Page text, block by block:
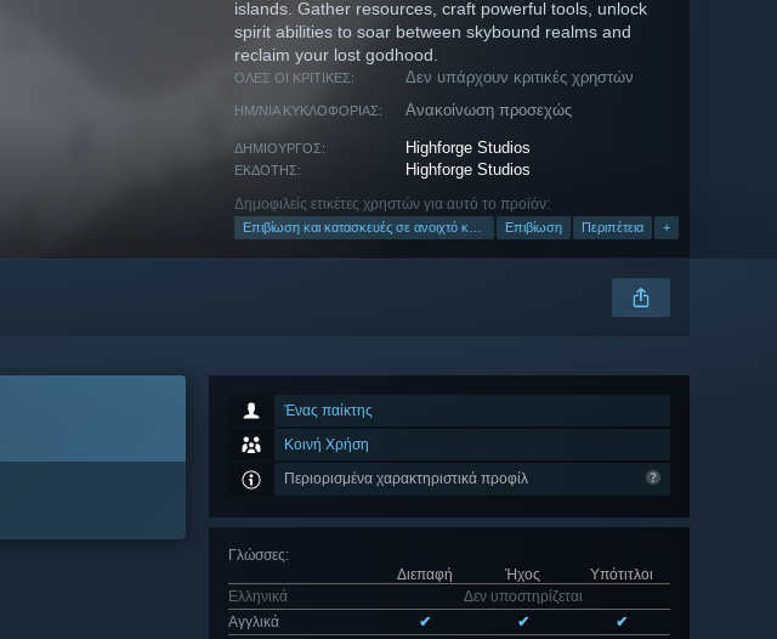
islands. Gather resources, craft powerful tools, unlock
spirit abilities to soar between skybound realms and
reclaim your lost godhood.
ΌΛΕΣ ΟΙ ΚΡΙΤΙΚΈΣ: Δεν υπάρχουν κριτικές χρηστών
ΗΜ/ΝΊΑ ΚΥΚΛΟΦΟΡΊΑΣ: Ανακοίνωση προσεχώς
ΔΗΜΙΟΥΡΓΌΣ: Highforge Studios
ΕΚΔΌΤΗΣ: Highforge Studios
Δημοφιλείς ετικέτες χρηστών για αυτό το προϊόν:
Επιβίωση Περιπέτεια +
Ένας παίκτης
Κοινή Χρήση
Περιορισμένα χαρακτηριστικά προφίλ
Γλώσσες:
Διεπαφή
Ήχος
Υπότιτλοι
Ελληνικά
Δεν υποστηρίζεται
Αγγλικά
✔ ✔ ✔